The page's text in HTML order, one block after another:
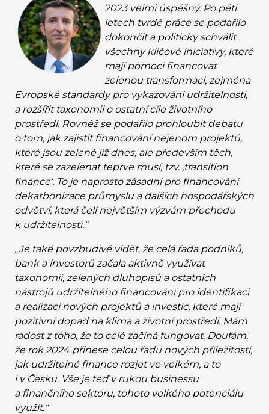
2023 velmi úspěšný. Po pěti
letech tvrdé práce se podařilo
dokončit a politicky schválit
všechny klíčové iniciativy, které
mají pomoci financovat
zelenou transformaci, zejména
Evropské standardy pro vykazování udržitelnosti,
a rozšířit taxonomii o ostatní cíle životního
prostředí. Rovněž se podařilo prohloubit debatu
o tom, jak zajistit financování nejenom projektů,
které jsou zelené již dnes, ale především těch,
které se zazelenat teprve musí, tzv. ‚transition
finance‘. To je naprosto zásadní pro financování
dekarbonizace průmyslu a dalších hospodářských
odvětví, která čelí největším výzvám přechodu
k udržitelnosti.“
„Je také povzbudivé vidět, že celá řada podniků,
bank a investorů začala aktivně využívat
taxonomii, zelených dluhopisů a ostatních
nástrojů udržitelného financování pro identifikaci
a realizaci nových projektů a investic, které mají
pozitivní dopad na klima a životní prostředí. Mám
radost z toho, že to celé začíná fungovat. Doufám,
že rok 2024 přinese celou řadu nových příležitostí,
jak udržitelné finance rozjet ve velkém, a to
i v Česku. Vše je teď v rukou businessu
a finančního sektoru, tohoto velkého potenciálu
využít.“